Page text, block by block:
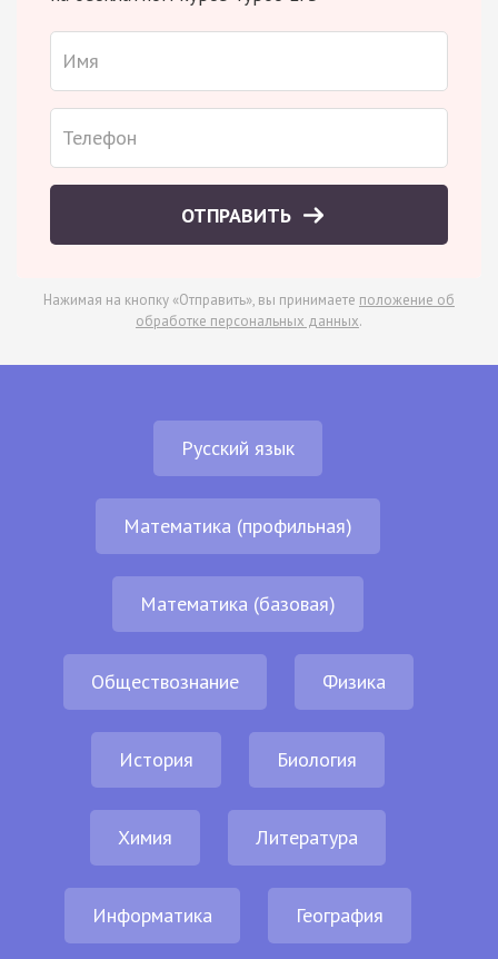
ОТПРАВИТЬ
Нажимая на кнопку «Отправить», вы принимаете положение об
обработке персональных данных.
Русский язык
Математика (профильная)
Математика (базовая)
Обществознание Физика
История Биология
Химия Литература
Информатика География